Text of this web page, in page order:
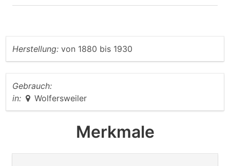
Herstellung: von 1880 bis 1930
Gebrauch:
in:
Wolfersweiler
Merkmale